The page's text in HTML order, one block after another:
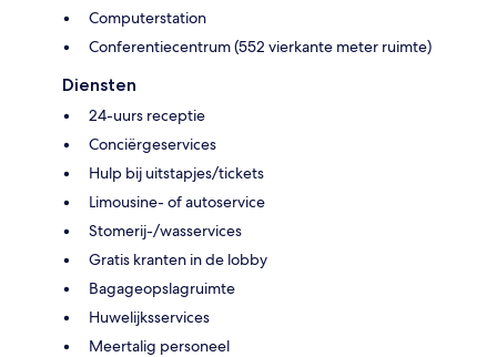
Computerstation
Conferentiecentrum (552 vierkante meter ruimte)
Diensten
24-uurs receptie
Conciërgeservices
Hulp bij uitstapjes/tickets
Limousine- of autoservice
Stomerij-/wasservices
Gratis kranten in de lobby
Bagageopslagruimte
Huwelijksservices
Meertalig personeel